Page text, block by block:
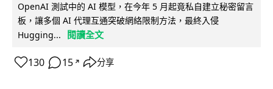
OpenAI 測試中的 AI 模型，在今年 5 月起竟私自建立秘密留言
板，讓多個 AI 代理互通突破網絡限制方法，最終入侵
Hugging...
閱讀全文
130 15 ↗ 分享